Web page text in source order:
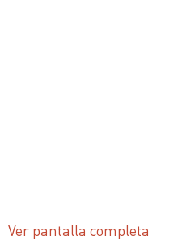
Ver pantalla completa